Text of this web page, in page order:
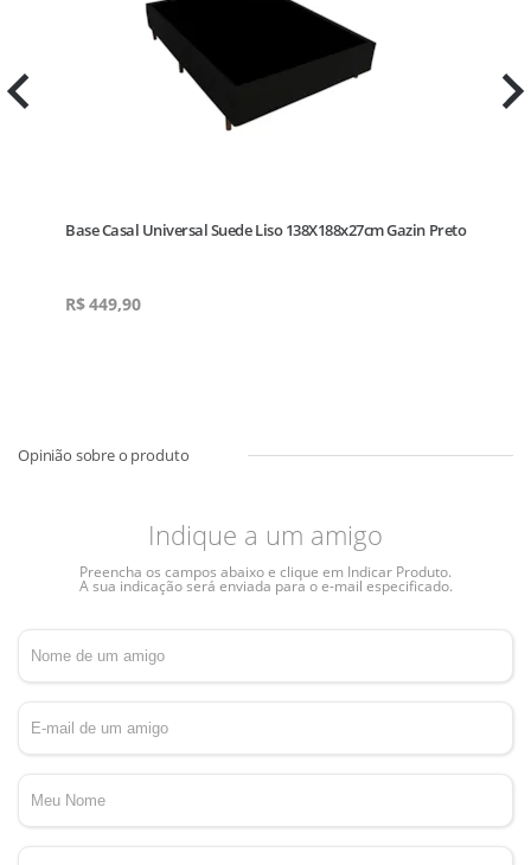
Base Casal Universal Suede Liso 138X188x27cm Gazin Preto
R$449,90
Indique a um amigo
Preencha os campos abaixo e clique em Indicar Produto.
A sua indicação será enviada para o e-mail especificado.